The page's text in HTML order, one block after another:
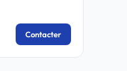
Contacter